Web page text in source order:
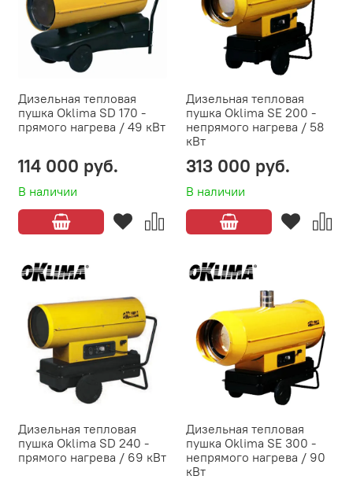
Дизельная тепловая
пушка Oklima SD 170 -
прямого нагрева / 49 кВт
В наличии
114 000 руб.
Дизельная тепловая
пушка Oklima SE 200 -
непрямого нагрева / 58
кВт
В наличии
313 000 руб.
Дизельная тепловая
пушка Oklima SD 240 -
прямого нагрева / 69 кВт
Дизельная тепловая
пушка Oklima SE 300 -
непрямого нагрева / 90
кВт